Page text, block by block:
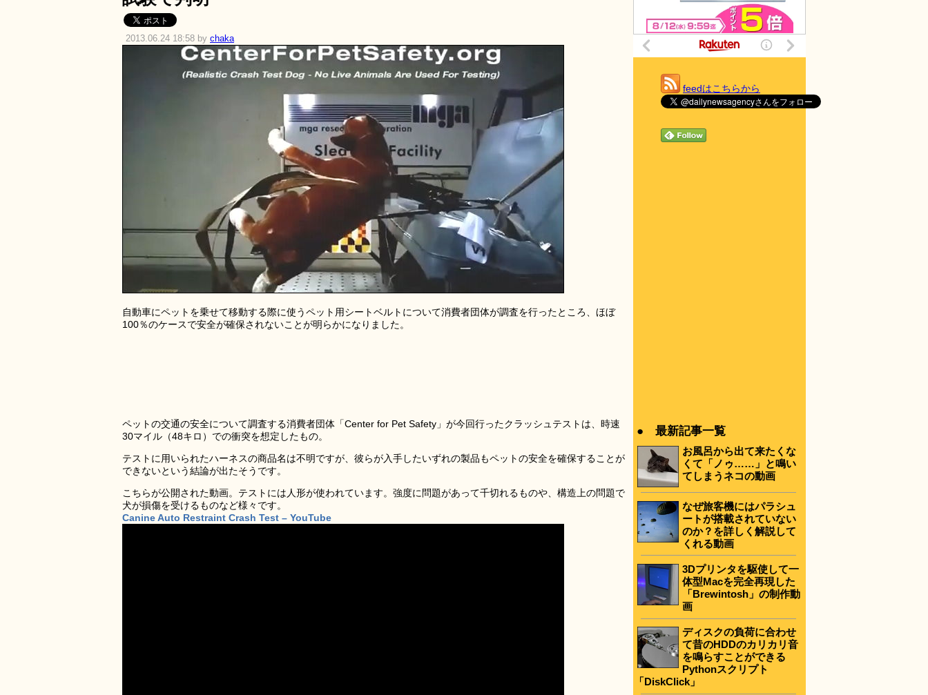
2013.06.24 18:58 by chaka
自動車にペットを乗せて移動する際に使うペット用シートベルトについて消費者団体が調査を行ったところ、ほぼ
100％のケースで安全が確保されないことが明らかになりました。
ペットの交通の安全について調査する消費者団体「Center for Pet Safety」が今回行ったクラッシュテストは、時速
30マイル（48キロ）での衝突を想定したもの。
テストに用いられたハーネスの商品名は不明ですが、彼らが入手したいずれの製品もペットの安全を確保することが
できないという結論が出たそうです。
こちらが公開された動画。テストには人形が使われています。強度に問題があって千切れるものや、構造上の問題で
犬が損傷を受けるものなど様々です。
Canine Auto Restraint Crash Test – YouTube
feedはこちらから
● 最新記事一覧
お風呂から出て来たくな
くて「ノゥ……」と鳴い
てしまうネコの動画
なぜ旅客機にはパラシュ
ートが搭載されていない
のか？を詳しく解説して
くれる動画
3Dプリンタを駆使して一
体型Macを完全再現した
「Brewintosh」の制作動
画
ディスクの負荷に合わせ
て昔のHDDのカリカリ音
を鳴らすことができる
Pythonスクリプト
「DiskClick」